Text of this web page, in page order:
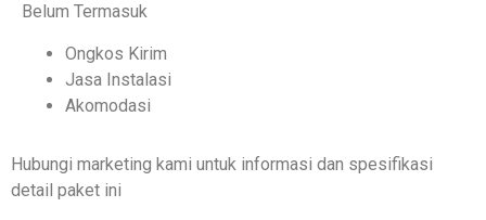
Belum Termasuk
Ongkos Kirim
Jasa Instalasi
Akomodasi
Hubungi marketing kami untuk informasi dan spesifikasi
detail paket ini